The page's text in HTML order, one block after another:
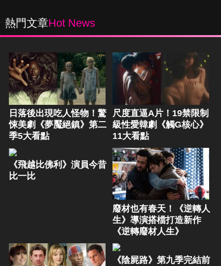
熱門文章Hot News
日落後出現吃人怪物！驚
悚美劇《夢魘絕鎮》第二
季5大看點
尺度直逼A片！19禁限制
級性愛韓劇《觸G核心》
11大看點
《飛越比佛利》演員今昔
比一比
廢材也有春天！《逆轉人
生》導演搭檔打造新作
《逆轉廢材人生》
《陰屍路》第九季完結前